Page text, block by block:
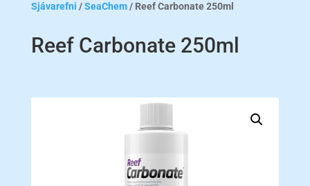
Sjávarefni /SeaChem/ Reef Carbonate 250ml
Reef Carbonate 250ml